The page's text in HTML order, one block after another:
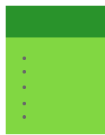
indhold